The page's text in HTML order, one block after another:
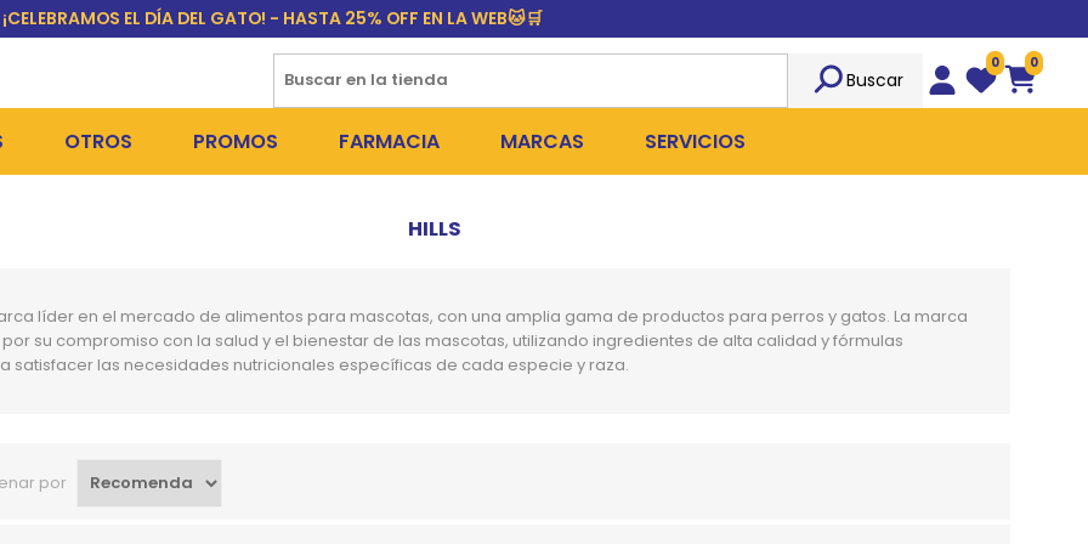
¡CELEBRAMOS EL DÍA DEL GATO! - HASTA 25% OFF EN LA WEB🐱🛒
Buscar
SANITARIAS
Y BAÑOS
Y RASCADORES
OTROS PROMOS
GATOS
OUTLET
FARMACIA
MEDICAMENTOS
COLLARES ISABELINOS Y ROPA QUIRÚRGICA
MARCAS
BIOFRESH
GRANPLUS
SERVICIOS
Emergencias
Wishlist
0
Carrito
0
HILLS
líder en el mercado de alimentos para mascotas, con una amplia gama de productos para perros y gatos. La marca
su compromiso con la salud y el bienestar de las mascotas, utilizando ingredientes de alta calidad y fórmulas
satisfacer las necesidades nutricionales específicas de cada especie y raza.
por